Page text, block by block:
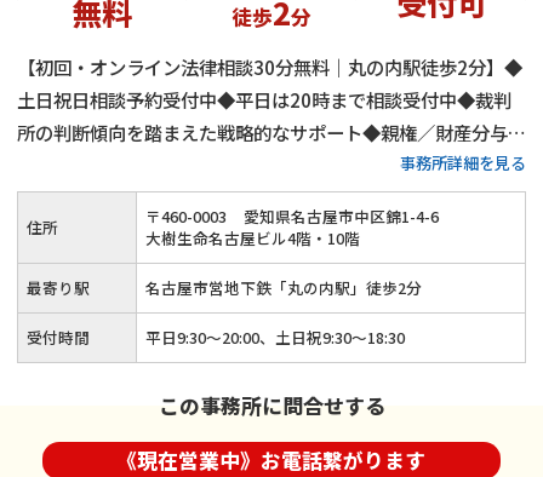
無料 徒歩2分
【初回・オンライン法律相談30分無料｜丸の内駅徒歩2分】◆
土日祝日相談予約受付中◆平日は20時まで相談受付中◆裁判
所の判断傾向を踏まえた戦略的なサポート◆親権／財産分与／
慰謝料など離婚問題を総合的に対応◆ご依頼者様の真のニーズ
を理解してよりよい解決策をご提案
事務所詳細を見る
住所 〒460-0003
愛知県名古屋市中区錦1-4-6
大樹生命名古屋ビル4階・10階
最寄り駅 名古屋市営地下鉄「丸の内駅」徒歩2分
受付時間 平日9:30～20:00、土日祝9:30～18:30
この事務所に問合せする
《現在営業中》お電話繋がります